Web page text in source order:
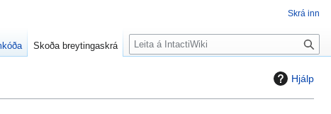
Hjálp
Skrá inn
Skoða breytingaskrá
L
e